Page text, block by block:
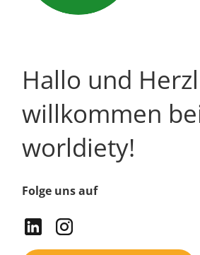
Hallo und
willkommen
worldiety!
Folge uns auf